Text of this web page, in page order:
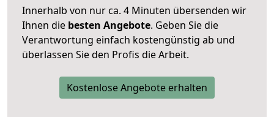
Innerhalb von nur ca. 4 Minuten übersenden wir
Ihnen die besten Angebote. Geben Sie die
Verantwortung einfach kostengünstig ab und
überlassen Sie den Profis die Arbeit.
Kostenlose Angebote erhalten